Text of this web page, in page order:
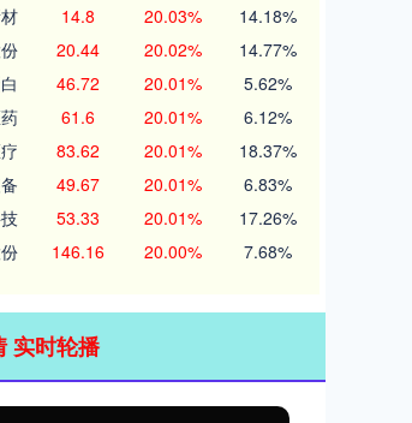
14.8 20.03% 14.18%
20.44 20.02% 14.77%
46.72 20.01% 5.62%
61.6 20.01% 6.12%
83.62 20.01% 18.37%
49.67 20.01% 6.83%
53.33 20.01% 17.26%
146.16 20.00% 7.68%
实时轮播